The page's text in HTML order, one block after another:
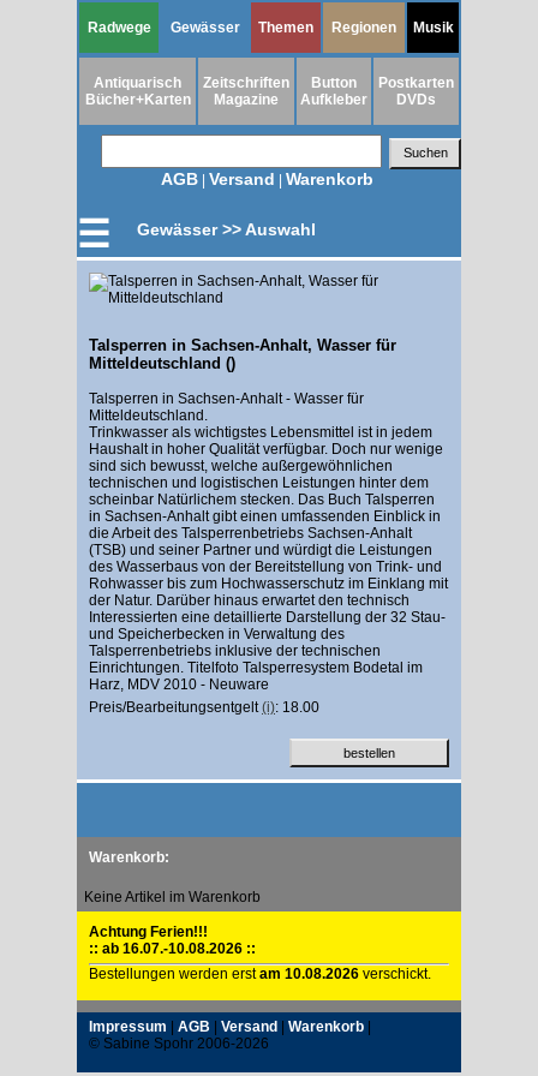
Radwege Gewässer Themen Regionen Musik
Antiquarisch
Bücher+Karten
Zeitschriften
Magazine
Button
Aufkleber
Postkarten
DVDs
AGB | Versand | Warenkorb
☰ Gewässer >> Auswahl
Talsperren in Sachsen-Anhalt, Wasser für
Mitteldeutschland ()
Talsperren in Sachsen-Anhalt - Wasser für
Mitteldeutschland.
Trinkwasser als wichtigstes Lebensmittel ist in jedem
Haushalt in hoher Qualität verfügbar. Doch nur wenige
sind sich bewusst, welche außergewöhnlichen
technischen und logistischen Leistungen hinter dem
scheinbar Natürlichem stecken. Das Buch Talsperren
in Sachsen-Anhalt gibt einen umfassenden Einblick in
die Arbeit des Talsperrenbetriebs Sachsen-Anhalt
(TSB) und seiner Partner und würdigt die Leistungen
des Wasserbaus von der Bereitstellung von Trink- und
Rohwasser bis zum Hochwasserschutz im Einklang mit
der Natur. Darüber hinaus erwartet den technisch
Interessierten eine detaillierte Darstellung der 32 Stau-
und Speicherbecken in Verwaltung des
Talsperrenbetriebs inklusive der technischen
Einrichtungen. Titelfoto Talsperresystem Bodetal im
Harz, MDV 2010 - Neuware
Preis/Bearbeitungsentgelt(i): 18.00
Warenkorb:
Keine Artikel im Warenkorb
Achtung Ferien!!!
:: ab 16.07.-10.08.2026 ::
Bestellungen werden erstam 10.08.2026 verschickt.
Impressum | AGB | Versand | Warenkorb |
© Sabine Spohr 2006-2026